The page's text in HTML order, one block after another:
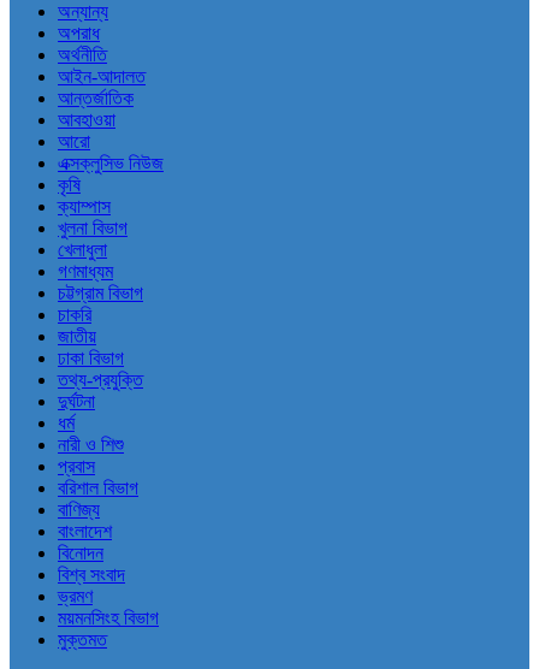
অন্যান্য
অপরাধ
অর্থনীতি
আইন-আদালত
আন্তর্জাতিক
আবহাওয়া
আরো
এক্সক্লুসিভ নিউজ
কৃষি
ক্যাম্পাস
খুলনা বিভাগ
খেলাধুলা
গণমাধ্যম
চট্টগ্রাম বিভাগ
চাকরি
জাতীয়
ঢাকা বিভাগ
তথ্য-প্রযুক্তি
দুর্ঘটনা
ধর্ম
নারী ও শিশু
প্রবাস
বরিশাল বিভাগ
বাণিজ্য
বাংলাদেশ
বিনোদন
বিশ্ব সংবাদ
ভ্রমণ
ময়মনসিংহ বিভাগ
মুক্তমত